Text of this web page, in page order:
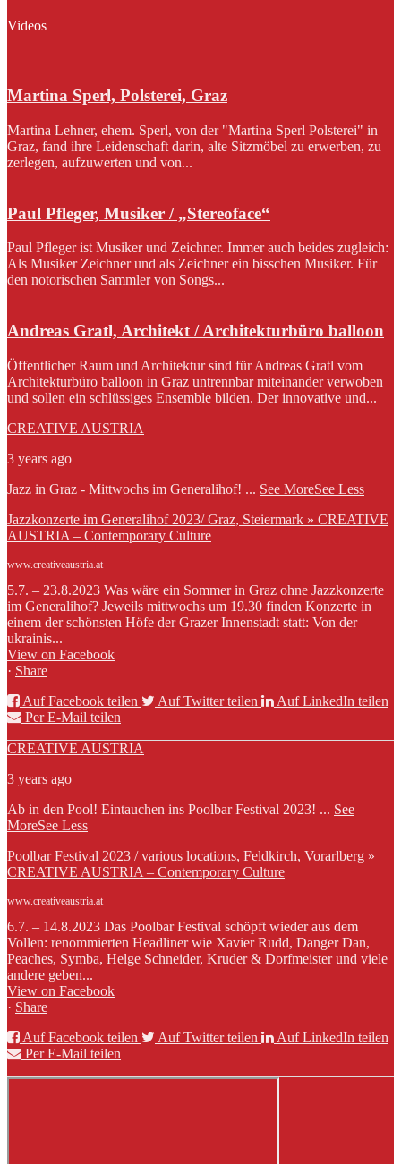
Videos
Martina Sperl, Polsterei, Graz
Martina Lehner, ehem. Sperl, von der "Martina Sperl Polsterei" in
Graz, fand ihre Leidenschaft darin, alte Sitzmöbel zu erwerben, zu
zerlegen, aufzuwerten und von...
Paul Pfleger, Musiker / „Stereoface“
Paul Pfleger ist Musiker und Zeichner. Immer auch beides zugleich:
Als Musiker Zeichner und als Zeichner ein bisschen Musiker. Für
den notorischen Sammler von Songs...
Andreas Gratl, Architekt / Architekturbüro balloon
Öffentlicher Raum und Architektur sind für Andreas Gratl vom
Architekturbüro balloon in Graz untrennbar miteinander verwoben
und sollen ein schlüssiges Ensemble bilden. Der innovative und...
CREATIVE AUSTRIA
3 years ago
Jazz in Graz - Mittwochs im Generalihof! ... See MoreSee Less
Jazzkonzerte im Generalihof 2023/ Graz, Steiermark » CREATIVE
AUSTRIA – Contemporary Culture
www.creativeaustria.at
5.7. – 23.8.2023 Was wäre ein Sommer in Graz ohne Jazzkonzerte
im Generalihof? Jeweils mittwochs um 19.30 finden Konzerte in
einem der schönsten Höfe der Grazer Innenstadt statt: Von der
ukrainis...
View on Facebook
· Share
Auf Facebook teilen
Auf Twitter teilen
Auf LinkedIn teilen
Per E-Mail teilen
CREATIVE AUSTRIA
3 years ago
Ab in den Pool! Eintauchen ins Poolbar Festival 2023! ... See
MoreSee Less
Poolbar Festival 2023 / various locations, Feldkirch, Vorarlberg »
CREATIVE AUSTRIA – Contemporary Culture
www.creativeaustria.at
6.7. – 14.8.2023 Das Poolbar Festival schöpft wieder aus dem
Vollen: renommierten Headliner wie Xavier Rudd, Danger Dan,
Peaches, Symba, Helge Schneider, Kruder & Dorfmeister und viele
andere geben...
View on Facebook
· Share
Auf Facebook teilen
Auf Twitter teilen
Auf LinkedIn teilen
Per E-Mail teilen